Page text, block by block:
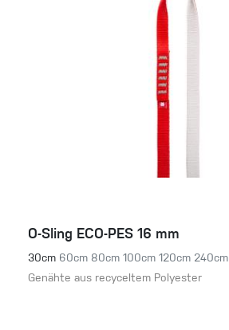
O-Sling ECO-PES 16 mm
30cm 60cm 80cm 100cm 120cm 240cm
Genähte aus recyceltem Polyester